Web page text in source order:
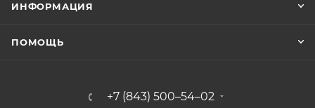
ИНФОРМАЦИЯ
ПОМОЩЬ
+7 (843) 500–54–02